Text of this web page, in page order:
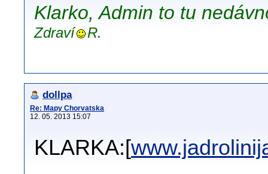
Klarko, Admin to tu
Zdraví R.
dollpa
Re: Mapy Chorvatska
12. 05. 2013 15:07
KLARKA:[